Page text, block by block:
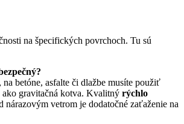
na špecifických povrchoch. Tu sú
betóne, asfalte či dlažbe musíte použiť
ako gravitačná kotva. Kvalitný rýchlo
nárazovým vetrom je dodatočné zaťaženie na